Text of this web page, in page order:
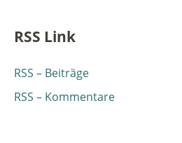
RSS Link
RSS – Beiträge
RSS – Kommentare